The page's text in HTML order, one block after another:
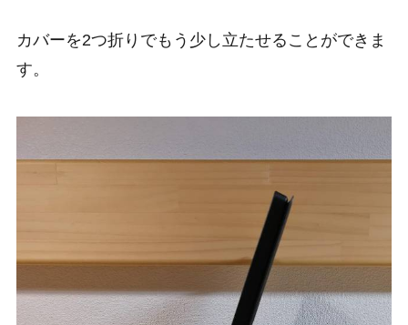
カバーを2つ折りでもう少し立たせることができま
す。